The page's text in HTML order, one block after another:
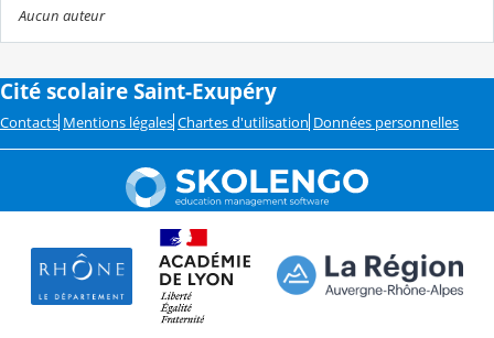
Aucun auteur
Cité scolaire Saint-Exupéry
Contacts Mentions légales Chartes d'utilisation Données personnelles